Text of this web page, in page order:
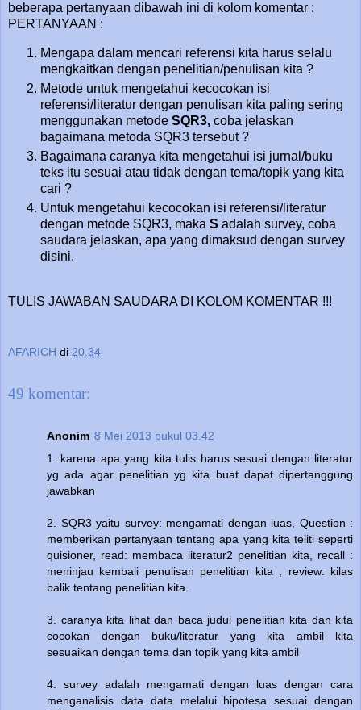
beberapa pertanyaan dibawah ini di kolom komentar :
PERTANYAAN :
Mengapa dalam mencari referensi kita harus selalu
mengkaitkan dengan penelitian/penulisan kita ?
Metode untuk mengetahui kecocokan isi
referensi/literatur dengan penulisan kita paling sering
menggunakan metode SQR3, coba jelaskan
bagaimana metoda SQR3 tersebut ?
Bagaimana caranya kita mengetahui isi jurnal/buku
teks itu sesuai atau tidak dengan tema/topik yang kita
cari ?
Untuk mengetahui kecocokan isi referensi/literatur
dengan metode SQR3, maka S adalah survey, coba
saudara jelaskan, apa yang dimaksud dengan survey
disini.
TULIS JAWABAN SAUDARA DI KOLOM KOMENTAR !!!
AFARICH di 20.34
49 komentar:
Anonim 8 Mei 2013 pukul 03.42
1. karena apa yang kita tulis harus sesuai dengan literatur
yg ada agar penelitian yg kita buat dapat dipertanggung
jawabkan
2. SQR3 yaitu survey: mengamati dengan luas, Question :
memberikan pertanyaan tentang apa yang kita teliti seperti
quisioner, read: membaca literatur2 penelitian kita, recall :
meninjau kembali penulisan penelitian kita , review: kilas
balik tentang penelitian kita.
3. caranya kita lihat dan baca judul penelitian kita dan kita
cocokan dengan buku/literatur yang kita ambil kita
sesuaikan dengan tema dan topik yang kita ambil
4. survey adalah mengamati dengan luas dengan cara
menganalisis data data melalui hipotesa sesuai dengan